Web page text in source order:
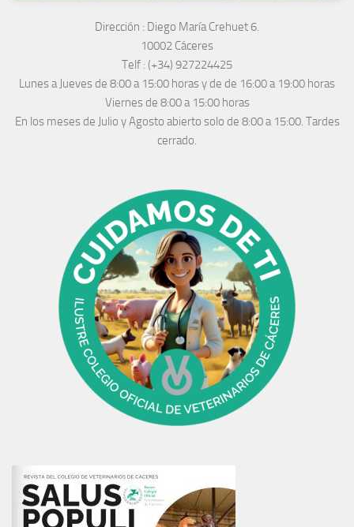
Dirección : Diego María Crehuet 6.
10002 Cáceres
Telf : (+34) 927224425
Lunes a Jueves de 8:00 a 15:00 horas y de de 16:00 a 19:00 horas
Viernes de 8:00 a 15:00 horas
En los meses de Julio y Agosto abierto solo de 8:00 a 15:00. Tardes
cerrado.